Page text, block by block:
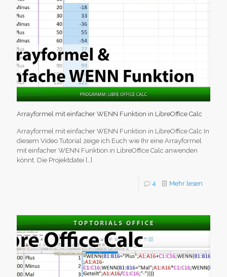
Arrayformel mit einfacher WENN Funktion in LibreOffice Calc
Arrayformel mit einfacher WENN Funktion in LibreOffice Calc In
diesem Video Tutorial zeige ich Euch wie Ihr eine Arrayformel
mit einfacher WENN Funktion in LibreOffice Calc anwenden
könnt. Die Projektdatei […]
4 Mehr lesen